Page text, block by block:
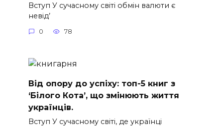
Вступ У сучасному світі обмін валюти є
невід’
0 78
Від опору до успіху: топ-5 книг з
‘Білого Кота’, що змінюють життя
українців.
Вступ У сучасному світі, де українці